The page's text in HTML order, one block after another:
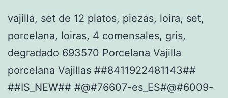
vajilla, set de 12 platos, piezas, loira, set,
porcelana, loiras, 4 comensales, gris,
degradado 693570 Porcelana Vajilla
porcelana Vajillas ##8411922481143##
##IS_NEW## #@#76607-es_ES#@#6009-